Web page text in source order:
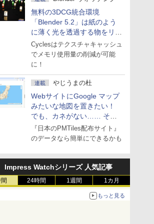
無料の3DCG統合環境
「Blender 5.2」は紙のよう
に薄く光を透過する物をリア
ルに表現
Cyclesはテクスチャキャッシュ
でメモリ使用量の削減が可能
に！
連載 やじうまの杜
WebサイトにGoogle マップ
みたいな地図を置きたい！
でも、カネがない…… そん
な人に朗報！
『日本のPMTiles配布サイト』
のデータなら簡単にできるかも
Impress Watchシリーズ 人気記事
24時間 1週間 1カ月
もっと見る